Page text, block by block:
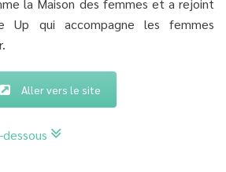
Up qui accompagne les femmes
Aller vers le site